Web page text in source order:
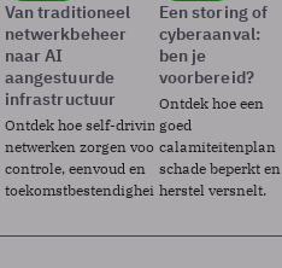
Van traditioneel
netwerkbeheer
naar AI
aangestuurde
infrastructuur
Ontdek hoe self-driving
netwerken zorgen voor
controle, eenvoud en
toekomstbestendigheid.
Een storing of
cyberaanval:
ben je
voorbereid?
Ontdek hoe een
goed
calamiteitenplan
schade beperkt en
herstel versnelt.